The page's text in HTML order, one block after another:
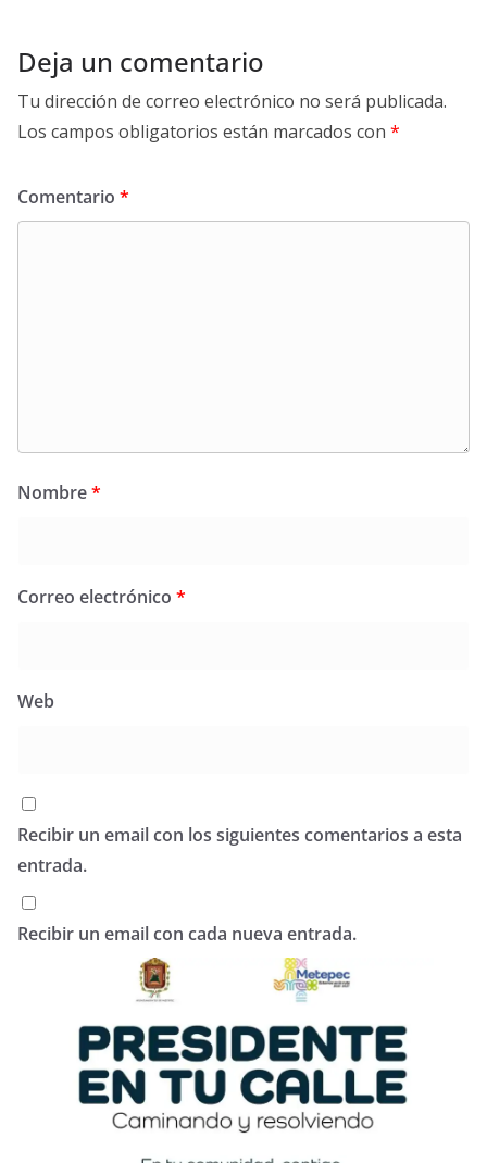
Deja un comentario
Tu dirección de correo electrónico no será publicada.
Los campos obligatorios están marcados con *
Comentario *
Nombre*
Correo electrónico *
Web
Recibir un email con los siguientes comentarios a esta
entrada.
Recibir un email con cada nueva entrada.